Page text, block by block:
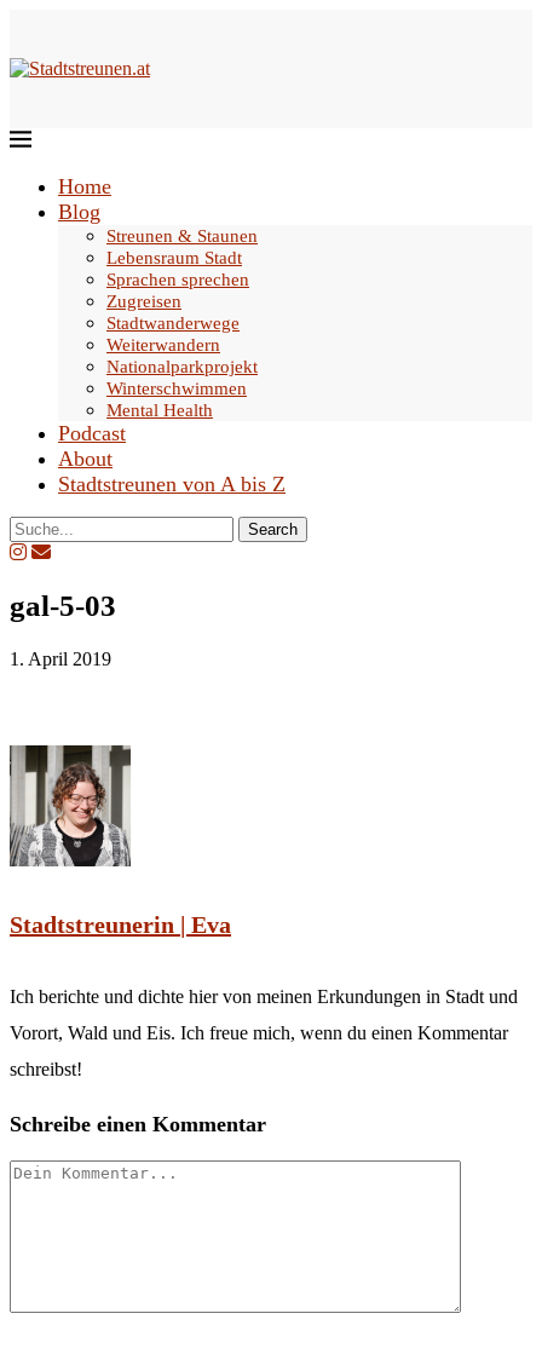
Home
Blog
Streunen & Staunen
Lebensraum Stadt
Sprachen sprechen
Zugreisen
Stadtwanderwege
Weiterwandern
Nationalparkprojekt
Winterschwimmen
Mental Health
Podcast
About
Stadtstreunen von A bis Z
Search
gal-5-03
1. April 2019
Stadtstreunerin | Eva
Ich berichte und dichte hier von meinen Erkundungen in Stadt und
Vorort, Wald und Eis. Ich freue mich, wenn du einen Kommentar
schreibst!
Schreibe einen Kommentar